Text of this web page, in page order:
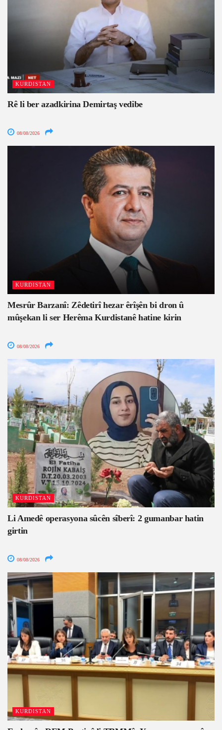
KURDISTAN
Rê li ber azadkirina Demirtaş vedibe
08/08/2026
KURDISTAN
Mesrûr Barzanî: Zêdetirî hezar êrîşên bi dron û
mûşekan li ser Herêma Kurdistanê hatine kirin
08/08/2026
KURDISTAN
Li Amedê operasyona sûcên sîberî: 2 gumanbar hatin
girtin
08/08/2026
KURDISTAN